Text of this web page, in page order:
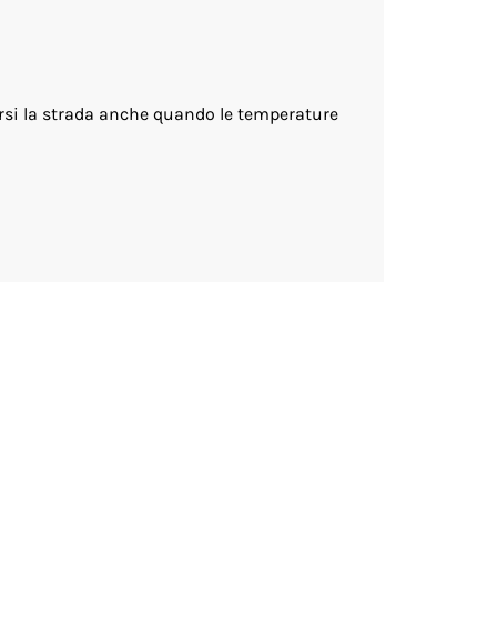
la strada anche quando le temperature